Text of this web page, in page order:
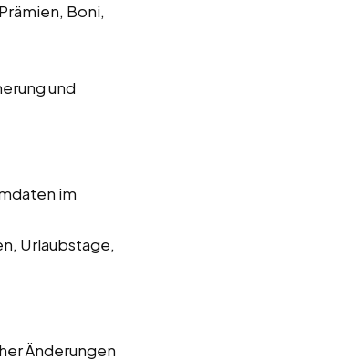
Boni,
und
im
Urlaubstage,
Änderungen